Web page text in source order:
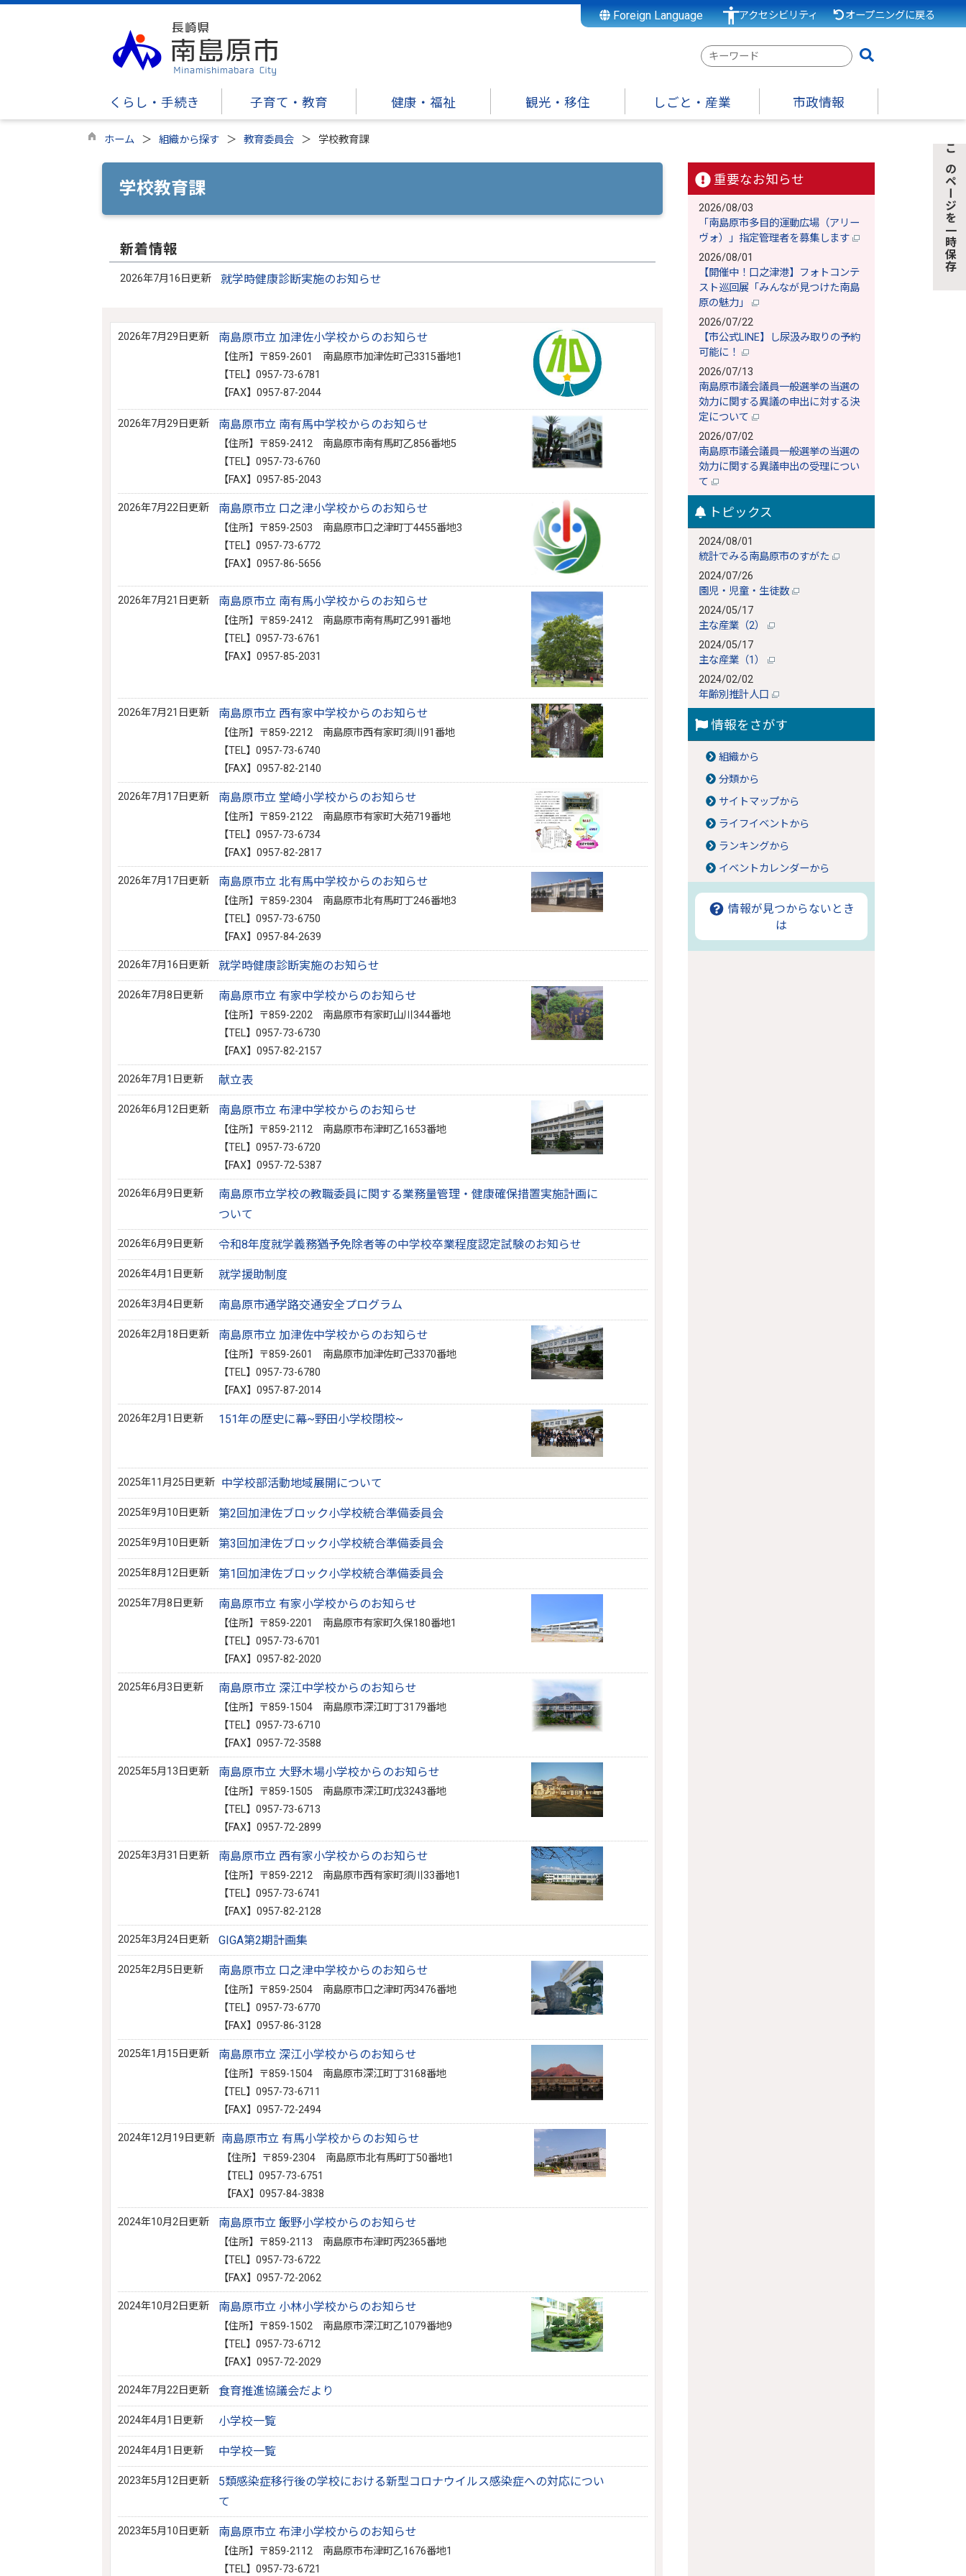
Foreign Language アクセシビリティ オープニングに戻る
検
ー
ワ
くらし・手続き 子育て・教育 健康・福祉 観光・移住 しごと・産業 市政情報
ホーム 組織から探す 教育委員会 学校教育課
学校教育課
新着情報
2026年7月16日更新 就学時健康診断実施のお知らせ
2026年7月29日更新 南島原市立 加津佐小学校からのお知らせ
【住所】〒859-2601 南島原市加津佐町己3315番地1
【TEL】0957-73-6781
【FAX】0957-87-2044
2026年7月29日更新 南島原市立 南有馬中学校からのお知らせ
【住所】〒859-2412 南島原市南有馬町乙856番地5
【TEL】0957-73-6760
【FAX】0957-85-2043
2026年7月22日更新 南島原市立 口之津小学校からのお知らせ
【住所】〒859-2503 南島原市口之津町丁4455番地3
【TEL】0957-73-6772
【FAX】0957-86-5656
2026年7月21日更新 南島原市立 南有馬小学校からのお知らせ
【住所】〒859-2412 南島原市南有馬町乙991番地
【TEL】0957-73-6761
【FAX】0957-85-2031
2026年7月21日更新 南島原市立 西有家中学校からのお知らせ
【住所】〒859-2212 南島原市西有家町須川91番地
【TEL】0957-73-6740
【FAX】0957-82-2140
2026年7月17日更新 南島原市立 堂崎小学校からのお知らせ
【住所】〒859-2122 南島原市有家町大苑719番地
【TEL】0957-73-6734
【FAX】0957-82-2817
2026年7月17日更新 南島原市立 北有馬中学校からのお知らせ
【住所】〒859-2304 南島原市北有馬町丁246番地3
【TEL】0957-73-6750
【FAX】0957-84-2639
2026年7月16日更新 就学時健康診断実施のお知らせ
2026年7月8日更新 南島原市立 有家中学校からのお知らせ
【住所】〒859-2202 南島原市有家町山川344番地
【TEL】0957-73-6730
【FAX】0957-82-2157
2026年7月1日更新 献立表
2026年6月12日更新 南島原市立 布津中学校からのお知らせ
【住所】〒859-2112 南島原市布津町乙1653番地
【TEL】0957-73-6720
【FAX】0957-72-5387
2026年6月9日更新
南島原市立学校の教職委員に関する業務量管理・健康確保措置実施計画に
ついて
2026年6月9日更新 令和8年度就学義務猶予免除者等の中学校卒業程度認定試験のお知らせ
2026年4月1日更新 就学援助制度
2026年3月4日更新 南島原市通学路交通安全プログラム
2026年2月18日更新 南島原市立 加津佐中学校からのお知らせ
【住所】〒859-2601 南島原市加津佐町己3370番地
【TEL】0957-73-6780
【FAX】0957-87-2014
2026年2月1日更新 151年の歴史に幕~野田小学校閉校~
2025年11月25日更新 中学校部活動地域展開について
2025年9月10日更新 第2回加津佐ブロック小学校統合準備委員会
2025年9月10日更新 第3回加津佐ブロック小学校統合準備委員会
2025年8月12日更新 第1回加津佐ブロック小学校統合準備委員会
2025年7月8日更新 南島原市立 有家小学校からのお知らせ
【住所】〒859-2201 南島原市有家町久保180番地1
【TEL】0957-73-6701
【FAX】0957-82-2020
2025年6月3日更新 南島原市立 深江中学校からのお知らせ
【住所】〒859-1504 南島原市深江町丁3179番地
【TEL】0957-73-6710
【FAX】0957-72-3588
2025年5月13日更新 南島原市立 大野木場小学校からのお知らせ
【住所】〒859-1505 南島原市深江町戊3243番地
【TEL】0957-73-6713
【FAX】0957-72-2899
2025年3月31日更新 南島原市立 西有家小学校からのお知らせ
【住所】〒859-2212 南島原市西有家町須川33番地1
【TEL】0957-73-6741
【FAX】0957-82-2128
2025年3月24日更新 GIGA第2期計画集
2025年2月5日更新 南島原市立 口之津中学校からのお知らせ
【住所】〒859-2504 南島原市口之津町丙3476番地
【TEL】0957-73-6770
【FAX】0957-86-3128
2025年1月15日更新 南島原市立 深江小学校からのお知らせ
【住所】〒859-1504 南島原市深江町丁3168番地
【TEL】0957-73-6711
【FAX】0957-72-2494
2024年12月19日更新 南島原市立 有馬小学校からのお知らせ
【住所】〒859-2304 南島原市北有馬町丁50番地1
【TEL】0957-73-6751
【FAX】0957-84-3838
2024年10月2日更新 南島原市立 飯野小学校からのお知らせ
【住所】〒859-2113 南島原市布津町丙2365番地
【TEL】0957-73-6722
【FAX】0957-72-2062
2024年10月2日更新 南島原市立 小林小学校からのお知らせ
【住所】〒859-1502 南島原市深江町乙1079番地9
【TEL】0957-73-6712
【FAX】0957-72-2029
2024年7月22日更新 食育推進協議会だより
2024年4月1日更新 小学校一覧
2024年4月1日更新 中学校一覧
2023年5月12日更新
5類感染症移行後の学校における新型コロナウイルス感染症への対応につい
て
2023年5月10日更新 南島原市立 布津小学校からのお知らせ
【住所】〒859-2112 南島原市布津町乙1676番地1
【TEL】0957-73-6721
重要なお知らせ
2026/08/03
「南島原市多目的運動広場（アリー
ヴォ）」指定管理者を募集します
2026/08/01
【開催中！口之津港】フォトコンテ
スト巡回展「みんなが見つけた南島
原の魅力」
2026/07/22
【市公式LINE】し尿汲み取りの予約
可能に！
2026/07/13
南島原市議会議員一般選挙の当選の
効力に関する異議の申出に対する決
定について
2026/07/02
南島原市議会議員一般選挙の当選の
効力に関する異議申出の受理につい
て
トピックス
2024/08/01
統計でみる南島原市のすがた
2024/07/26
園児・児童・生徒数
2024/05/17
主な産業（2）
2024/05/17
主な産業（1）
2024/02/02
年齢別推計人口
情報をさがす
組織から
分類から
サイトマップから
ライフイベントから
ランキングから
イベントカレンダーから
情報が見つからないとき
は
このページを一時保存